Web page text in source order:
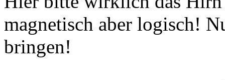
magnetisch aber logisch!
bringen!